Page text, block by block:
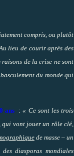
compris, ou plutôt
lieu de courir après des
de la crise ne sont
du monde qui
ans:« Ce sont les trois
qui vont jouer un rôle clé,
de masse – un
diasporas mondiales